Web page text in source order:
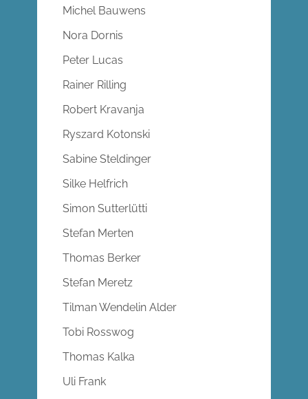
Michel Bauwens
Nora Dornis
Peter Lucas
Rainer Rilling
Robert Kravanja
Ryszard Kotonski
Sabine Steldinger
Silke Helfrich
Simon Sutterlütti
Stefan Merten
Thomas Berker
Stefan Meretz
Tilman Wendelin Alder
Tobi Rosswog
Thomas Kalka
Uli Frank